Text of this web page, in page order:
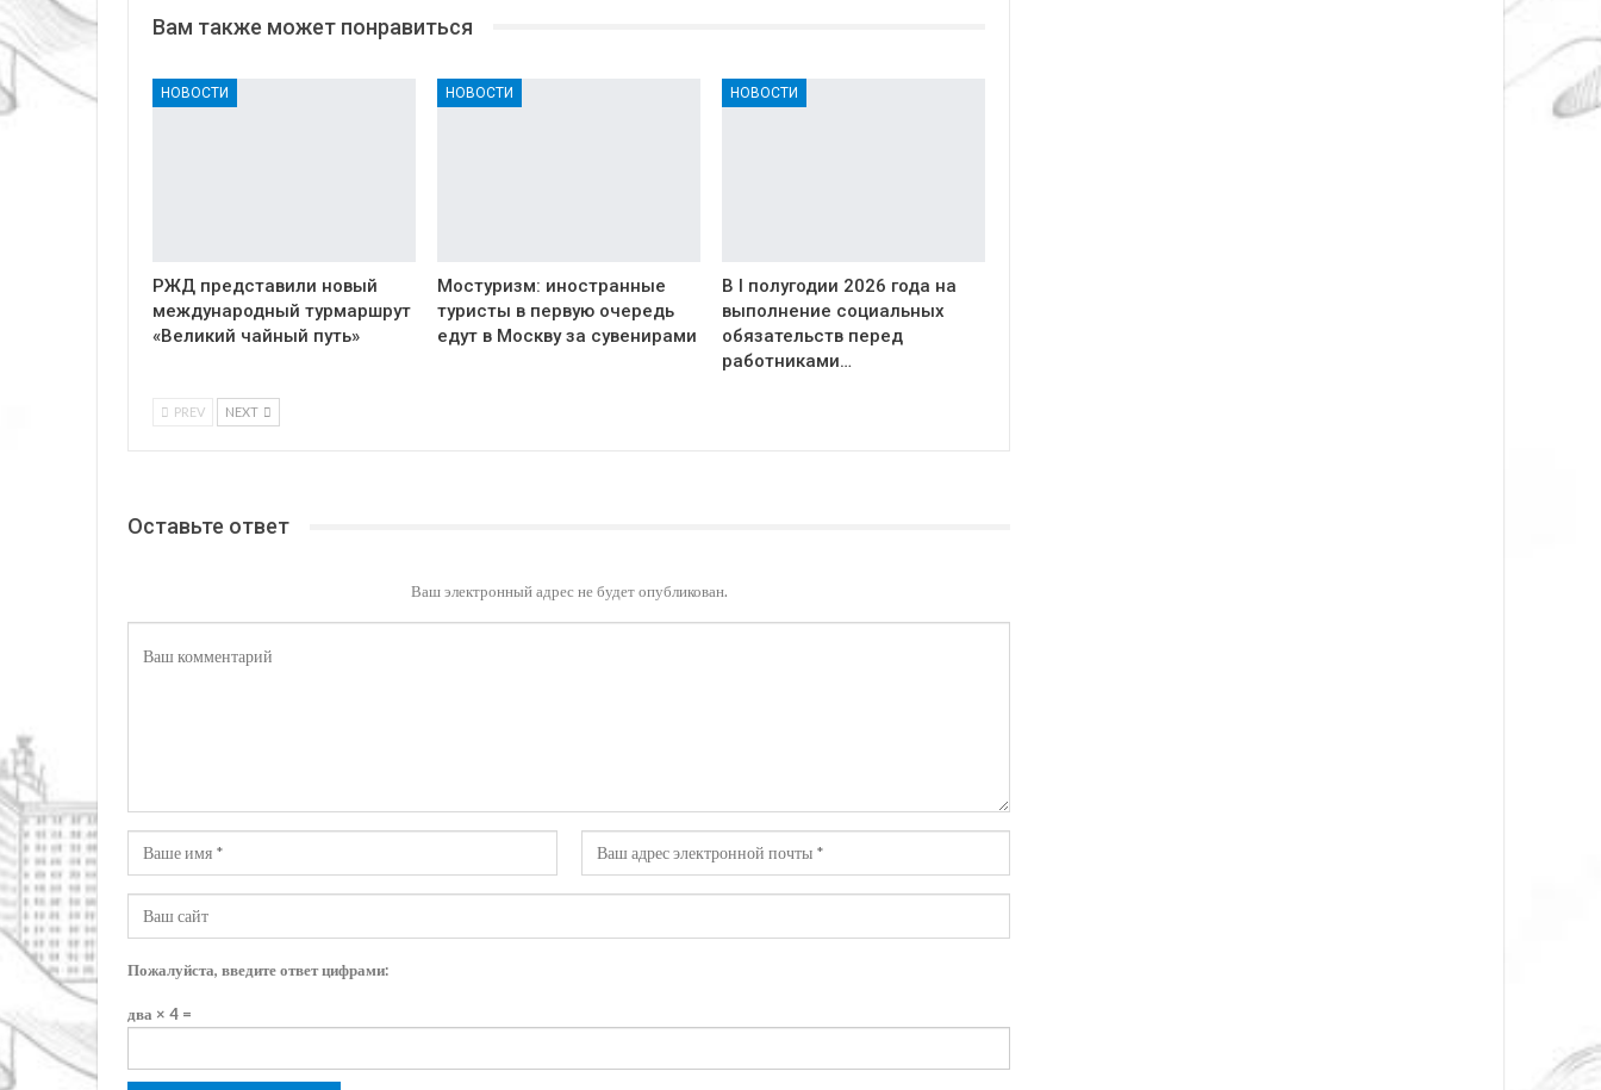
Вам также может понравиться
НОВОСТИ
РЖД представили новый
международный турмаршрут
«Великий чайный путь»
НОВОСТИ
Мостуризм: иностранные
туристы в первую очередь
едут в Москву за сувенирами
НОВОСТИ
В I полугодии 2026 года на
выполнение социальных
обязательств перед
работниками…
PREV NEXT
Оставьте ответ
Ваш электронный адрес не будет опубликован.
Пожалуйста, введите ответ цифрами:
два × 4 =